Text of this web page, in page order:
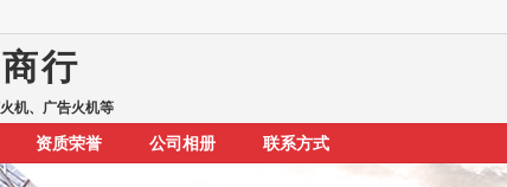
行
机、广告火机等
资质荣誉 公司相册 联系方式